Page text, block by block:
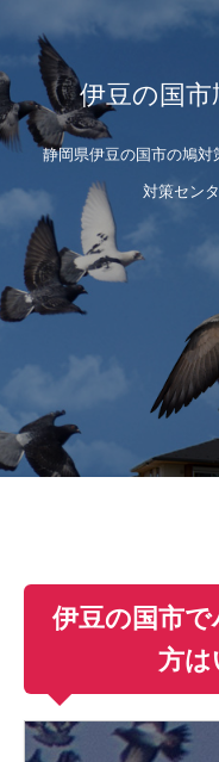
伊豆の国
静岡県伊豆の国市の鳩
対策セン
伊豆の国市
方は